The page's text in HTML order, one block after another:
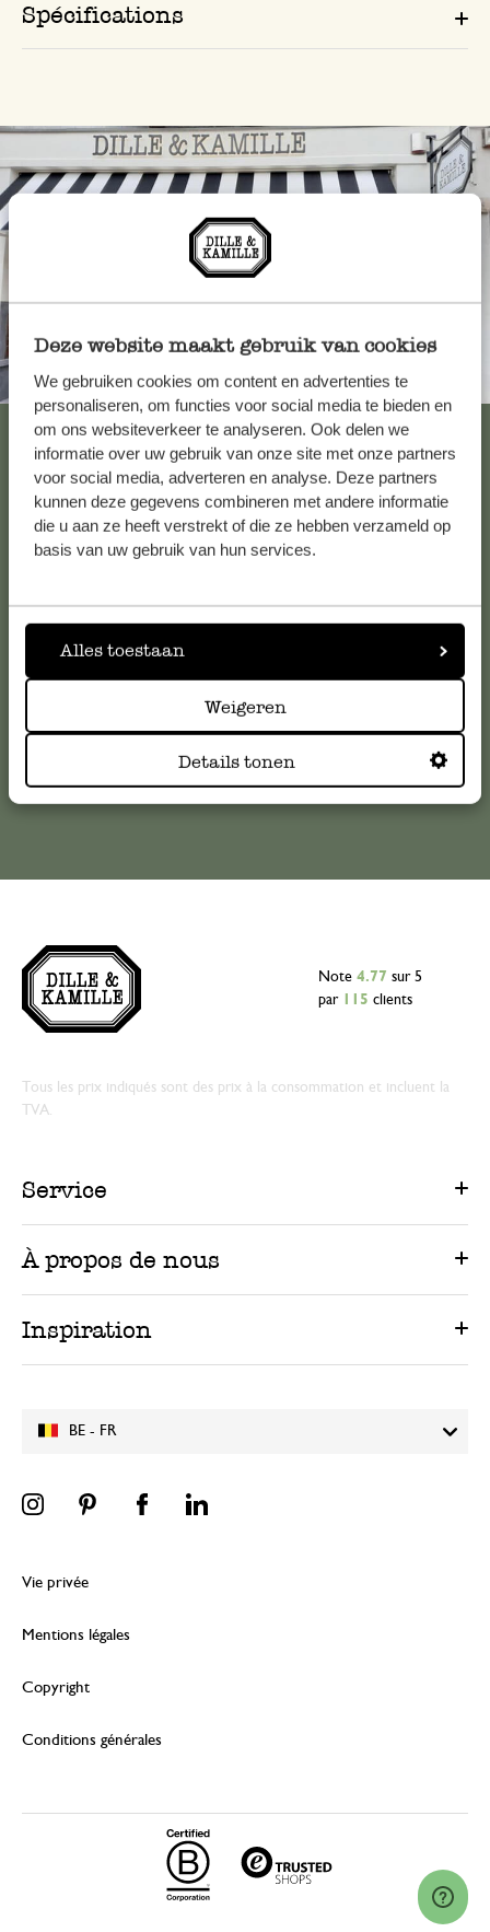
Deze website maakt gebruik van cookies
We gebruiken cookies om content en advertenties te
personaliseren, om functies voor social media te bieden en
om ons websiteverkeer te analyseren. Ook delen we
informatie over uw gebruik van onze site met onze partners
voor social media, adverteren en analyse. Deze partners
kunnen deze gegevens combineren met andere informatie
die u aan ze heeft verstrekt of die ze hebben verzameld op
basis van uw gebruik van hun services.
Alles toestaan
Weigeren
Details tonen
Spécifications
Toujours à proximité
Voir les 62 magasins
Service clientèle
veuillez contacter notre service clientèle. Ou retrouvez ici
nos réponses aux
serviceclientele@dille-kamille.com
BE - FR
Note 4.77 sur 5
par
115 clients
Tous les prix indiqués sont des prix à la consommation et incluent la
TVA.
Service
À propos de nous
Inspiration
Vie privée
Mentions légales
Copyright
Conditions générales